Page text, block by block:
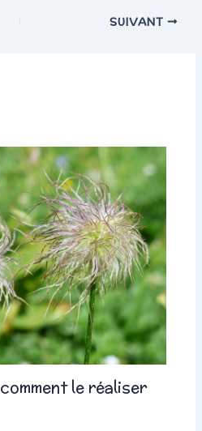
SUIVANT
le réaliser